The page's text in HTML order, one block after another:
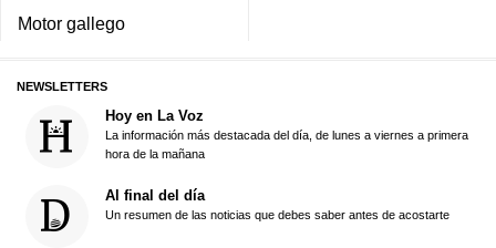
Motor gallego
NEWSLETTERS
Hoy en La Voz
La información más destacada del día, de lunes a viernes a primera
hora de la mañana
Al final del día
Un resumen de las noticias que debes saber antes de acostarte